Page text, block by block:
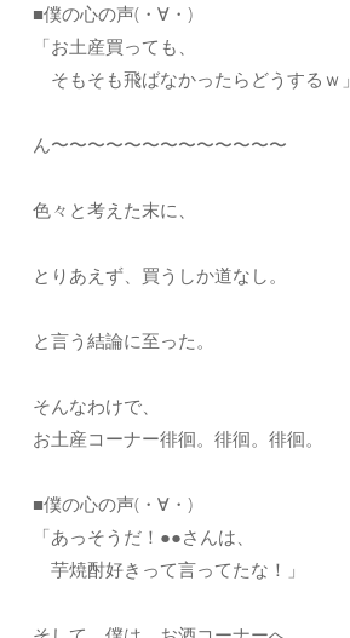
■僕の心の声(・∀・)
「お土産買っても、
そもそも飛ばなかったらどうするｗ」
ん〜〜〜〜〜〜〜〜〜〜〜〜〜
色々と考えた末に、
とりあえず、買うしか道なし。
と言う結論に至った。
そんなわけで、
お土産コーナー徘徊。徘徊。徘徊。
■僕の心の声(・∀・)
「あっそうだ！●●さんは、
芋焼酎好きって言ってたな！」